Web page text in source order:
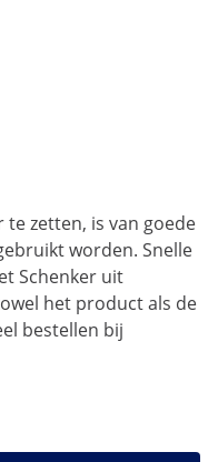
te zetten, is van goede
worden. Snelle
Schenker uit
het product als de
bestellen bij